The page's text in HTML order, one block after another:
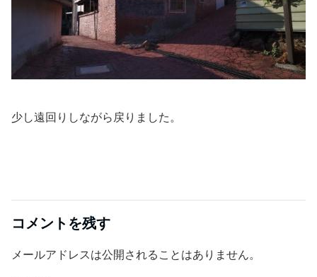
少し遠回りしながら戻りました。
コメントを残す
メールアドレスは公開されることはありません。